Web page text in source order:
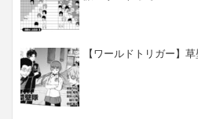
【ワールドトリガー】